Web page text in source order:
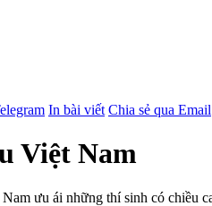
In bài viết Chia sẻ qua Email
Việt Nam
ưu ái những thí sinh có chiều